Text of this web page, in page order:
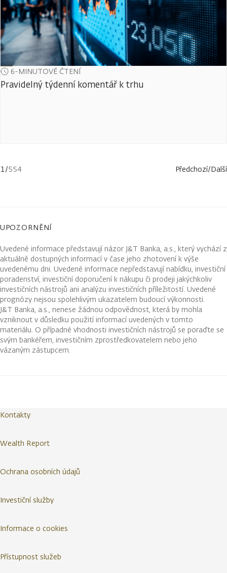
6-MINUTOVÉ ČTENÍ
Pravidelný týdenní komentář k trhu
1/554 Předchozí/Další
UPOZORNĚNÍ
Uvedené informace představují názor J&T Banka, a.s., který vychází z
aktuálně dostupných informací v čase jeho zhotovení k výše
uvedenému dni. Uvedené informace nepředstavují nabídku, investiční
poradenství, investiční doporučení k nákupu či prodeji jakýchkoliv
investičních nástrojů ani analýzu investičních příležitostí. Uvedené
prognózy nejsou spolehlivým ukazatelem budoucí výkonnosti.
J&T Banka, a.s., nenese žádnou odpovědnost, která by mohla
vzniknout v důsledku použití informací uvedených v tomto
materiálu. O případné vhodnosti investičních nástrojů se poraďte se
svým bankéřem, investičním zprostředkovatelem nebo jeho
vázaným zástupcem.
Kontakty
Wealth Report
Ochrana osobních údajů
Investiční služby
Informace o cookies
Přístupnost služeb